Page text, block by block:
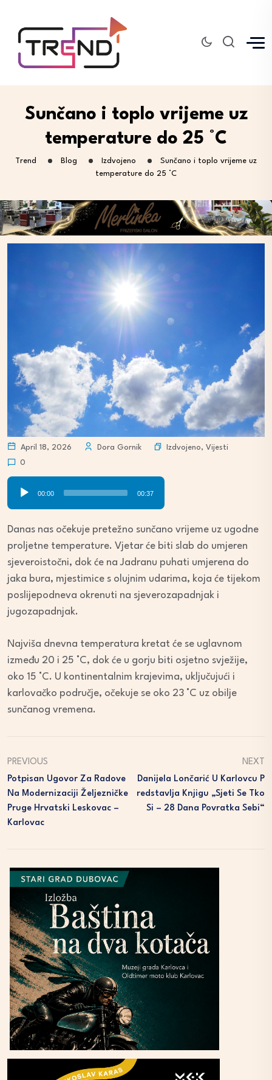
Sunčano i toplo vrijeme uz
temperature do 25 °C
Trend Blog Izdvojeno
Sunčano i toplo vrijeme uz
temperature do 25 °C
April 18, 2026 Dora Gornik Izdvojeno, Vijesti
0
Audio
Player
00:00 00:37
Danas nas očekuje pretežno sunčano vrijeme uz ugodne
proljetne temperature. Vjetar će biti slab do umjeren
sjeveroistočni, dok će na Jadranu puhati umjerena do
jaka bura, mjestimice s olujnim udarima, koja će tijekom
poslijepodneva okrenuti na sjeverozapadnjak i
jugozapadnjak.
Najviša dnevna temperatura kretat će se uglavnom
između 20 i 25 °C, dok će u gorju biti osjetno svježije,
oko 15 °C. U kontinentalnim krajevima, uključujući i
karlovačko područje, očekuje se oko 23 °C uz obilje
sunčanog vremena.
PREVIOUS
Potpisan Ugovor Za Radove
Na Modernizaciji Željezničke
Pruge Hrvatski Leskovac –
Karlovac
NEXT
Danijela Lončarić U Karlovcu P
Redstavlja Knjigu „Sjeti Se Tko
Si – 28 Dana Povratka Sebi“